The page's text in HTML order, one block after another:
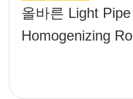
올바른 Light Pipe
Homogenizing